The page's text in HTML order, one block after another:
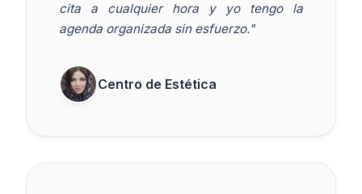
cita a cualquier hora y yo tengo la
agenda organizada sin esfuerzo."
Centro de Estética